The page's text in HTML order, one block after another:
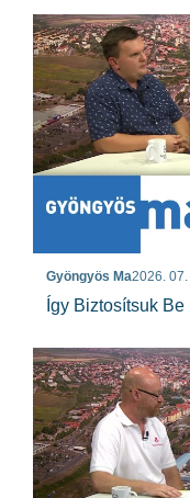
Gyöngyös Ma2026.
Így Biztosítsuk